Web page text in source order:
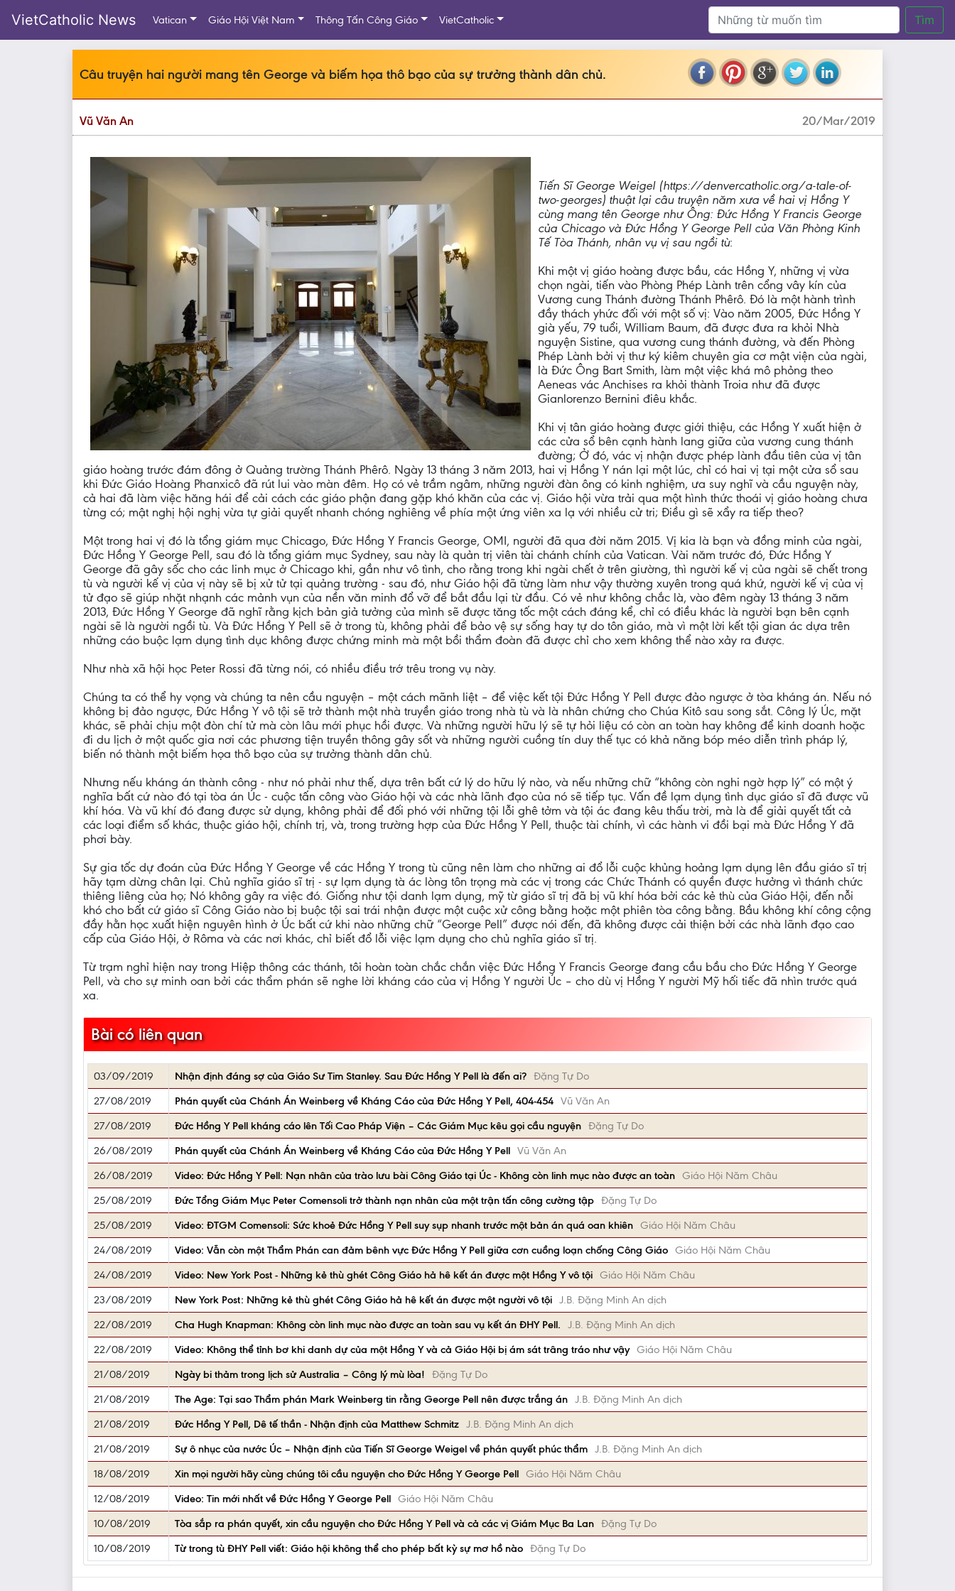
VietCatholic News Vatican Giáo Hội Việt Nam Thông Tấn Công Giáo VietCatholic Tìm
Câu truyện hai người mang tên George và biếm họa thô bạo của sự trưởng thành dân chủ.
Vũ Văn An 20/Mar/2019
Tiến Sĩ George Weigel (https://denvercatholic.org/a-tale-of-
two-georges) thuật lại câu truyện năm xưa về hai vị Hồng Y
cùng mang tên George như Ông: Đức Hồng Y Francis George
của Chicago và Đức Hồng Y George Pell của Văn Phòng Kinh
Tế Tòa Thánh, nhân vụ vị sau ngồi tù:
Khi một vị giáo hoàng được bầu, các Hồng Y, những vị vừa
chọn ngài, tiến vào Phòng Phép Lành trên cổng vây kín của
Vương cung Thánh đường Thánh Phêrô. Đó là một hành trình
đầy thách yhức đối với một số vị: Vào năm 2005, Đức Hồng Y
già yếu, 79 tuổi, William Baum, đã được đưa ra khỏi Nhà
nguyện Sistine, qua vương cung thánh đường, và đến Phòng
Phép Lành bởi vị thư ký kiêm chuyên gia cơ mật viện của ngài,
là Đức Ông Bart Smith, làm một việc khá mô phỏng theo
Aeneas vác Anchises ra khỏi thành Troia như đã được
Gianlorenzo Bernini điêu khắc.
Khi vị tân giáo hoàng được giới thiệu, các Hồng Y xuất hiện ở
các cửa sổ bên cạnh hành lang giữa của vương cung thánh
đường; Ở đó, vác vị nhận được phép lành đầu tiên của vị tân
giáo hoàng trước đám đông ở Quảng trường Thánh Phêrô. Ngày 13 tháng 3 năm 2013, hai vị Hồng Y nán lại một lúc, chỉ có hai vị tại một cửa sổ sau
khi Đức Giáo Hoàng Phanxicô đã rút lui vào màn đêm. Họ có vẻ trầm ngâm, những người đàn ông có kinh nghiệm, ưa suy nghĩ và cầu nguyện này,
cả hai đã làm việc hăng hái để cải cách các giáo phận đang gặp khó khăn của các vị. Giáo hội vừa trải qua một hình thức thoái vị giáo hoàng chưa
từng có; mật nghị hội nghị vừa tự giải quyết nhanh chóng nghiêng về phía một ứng viên xa lạ với nhiều cử tri; Điều gì sẽ xẩy ra tiếp theo?
Một trong hai vị đó là tổng giám mục Chicago, Đức Hồng Y Francis George, OMI, người đã qua đời năm 2015. Vị kia là bạn và đồng minh của ngài,
Đức Hồng Y George Pell, sau đó là tổng giám mục Sydney, sau này là quản trị viên tài chánh chính của Vatican. Vài năm trước đó, Đức Hồng Y
George đã gây sốc cho các linh mục ở Chicago khi, gần như vô tình, cho rằng trong khi ngài chết ở trên giường, thì người kế vị của ngài sẽ chết trong
tù và người kế vị của vị này sẽ bị xử tử tại quảng trường - sau đó, như Giáo hội đã từng làm như vậy thường xuyên trong quá khứ, người kế vị của vị
tử đạo sẽ giúp nhặt nhạnh các mảnh vụn của nền văn minh đổ vỡ để bắt đầu lại từ đầu. Có vẻ như không chắc là, vào đêm ngày 13 tháng 3 năm
2013, Đức Hồng Y George đã nghĩ rằng kịch bản giả tưởng của mình sẽ được tăng tốc một cách đáng kể, chỉ có điều khác là người bạn bên cạnh
ngài sẽ là người ngồi tù. Và Đức Hồng Y Pell sẽ ở trong tù, không phải để bảo vệ sự sống hay tự do tôn giáo, mà vì một lời kết tội gian ác dựa trên
những cáo buộc lạm dụng tình dục không được chứng minh mà một bồi thẩm đoàn đã được chỉ cho xem không thể nào xảy ra được.
Như nhà xã hội học Peter Rossi đã từng nói, có nhiều điều trớ trêu trong vụ này.
Chúng ta có thể hy vọng và chúng ta nên cầu nguyện – một cách mãnh liệt – để việc kết tội Đức Hồng Y Pell được đảo ngược ở tòa kháng án. Nếu nó
không bị đảo ngược, Đức Hồng Y vô tội sẽ trở thành một nhà truyền giáo trong nhà tù và là nhân chứng cho Chúa Kitô sau song sắt. Công lý Úc, mặt
khác, sẽ phải chịu một đòn chí tử mà còn lâu mới phục hồi được. Và những người hữu lý sẽ tự hỏi liệu có còn an toàn hay không để kinh doanh hoặc
đi du lịch ở một quốc gia nơi các phương tiện truyền thông gây sốt và những người cuồng tín duy thế tục có khả năng bóp méo diễn trình pháp lý,
biến nó thành một biếm họa thô bạo của sự trưởng thành dân chủ.
Nhưng nếu kháng án thành công - như nó phải như thế, dựa trên bất cứ lý do hữu lý nào, và nếu những chữ “không còn nghi ngờ hợp lý” có một ý
nghĩa bất cứ nào đó tại tòa án Úc - cuộc tấn công vào Giáo hội và các nhà lãnh đạo của nó sẽ tiếp tục. Vấn đề lạm dụng tình dục giáo sĩ đã được vũ
khí hóa. Và vũ khí đó đang được sử dụng, không phải để đối phó với những tội lỗi ghê tởm và tội ác đang kêu thấu trời, mà là để giải quyết tất cả
các loại điểm số khác, thuộc giáo hội, chính trị, và, trong trường hợp của Đức Hồng Y Pell, thuộc tài chính, vì các hành vi đồi bại mà Đức Hồng Y đã
phơi bày.
Sự gia tốc dự đoán của Đức Hồng Y George về các Hồng Y trong tù cũng nên làm cho những ai đổ lỗi cuộc khủng hoảng lạm dụng lên đầu giáo sĩ trị
hãy tạm dừng chân lại. Chủ nghĩa giáo sĩ trị - sự lạm dụng tà ác lòng tôn trọng mà các vị trong các Chức Thánh có quyền được hưởng vì thánh chức
thiêng liêng của họ; Nó không gây ra việc đó. Giống như tội danh lạm dụng, mỹ từ giáo sĩ trị đã bị vũ khí hóa bởi các kẻ thù của Giáo Hội, đến nỗi
khó cho bất cứ giáo sĩ Công Giáo nào bị buộc tội sai trái nhận được một cuộc xử công bằng hoặc một phiên tòa công bằng. Bầu không khí công cộng
đầy hằn học xuất hiện nguyên hình ở Úc bất cứ khi nào những chữ “George Pell” được nói đến, đã không được cải thiện bởi các nhà lãnh đạo cao
cấp của Giáo Hội, ở Rôma và các nơi khác, chỉ biết đổ lỗi việc lạm dụng cho chủ nghĩa giáo sĩ trị.
Từ trạm nghỉ hiện nay trong Hiệp thông các thánh, tôi hoàn toàn chắc chắn việc Đức Hồng Y Francis George đang cầu bầu cho Đức Hồng Y George
Pell, và cho sự minh oan bởi các thẩm phán sẽ nghe lời kháng cáo của vị Hồng Y người Úc – cho dù vị Hồng Y người Mỹ hối tiếc đã nhìn trước quá
xa.
Bài có liên quan
03/09/2019 Nhận định đáng sợ của Giáo Sư Tim Stanley. Sau Đức Hồng Y Pell là đến ai? Đặng Tự Do
27/08/2019
Phán quyết của Chánh Án Weinberg về Kháng Cáo của Đức Hồng Y Pell, 404-454 Vũ Văn An
27/08/2019
Đức Hồng Y Pell kháng cáo lên Tối Cao Pháp Viện – Các Giám Mục kêu gọi cầu nguyện Đặng Tự Do
26/08/2019
Phán quyết của Chánh Án Weinberg về Kháng Cáo của Đức Hồng Y Pell Vũ Văn An
26/08/2019
Video: Đức Hồng Y Pell: Nạn nhân của trào lưu bài Công Giáo tại Úc - Không còn linh mục nào được an toàn Giáo Hội Năm Châu
25/08/2019
Đức Tổng Giám Mục Peter Comensoli trở thành nạn nhân của một trận tấn công cường tập Đặng Tự Do
25/08/2019
Video: ĐTGM Comensoli: Sức khoẻ Đức Hồng Y Pell suy sụp nhanh trước một bản án quá oan khiên Giáo Hội Năm Châu
24/08/2019
Video: Vẫn còn một Thẩm Phán can đảm bênh vực Đức Hồng Y Pell giữa cơn cuồng loạn chống Công Giáo Giáo Hội Năm Châu
24/08/2019
Video: New York Post - Những kẻ thù ghét Công Giáo hả hê kết án được một Hồng Y vô tội Giáo Hội Năm Châu
23/08/2019
New York Post: Những kẻ thù ghét Công Giáo hả hê kết án được một người vô tội J.B. Đặng Minh An dịch
22/08/2019
Cha Hugh Knapman: Không còn linh mục nào được an toàn sau vụ kết án ĐHY Pell.
J.B. Đặng Minh An dịch
22/08/2019
Video: Không thể tỉnh bơ khi danh dự của một Hồng Y và cả Giáo Hội bị ám sát trâng tráo như vậy Giáo Hội Năm Châu
21/08/2019
Ngày bi thảm trong lịch sử Australia – Công lý mù lòa!
Đặng Tự Do
21/08/2019
The Age: Tại sao Thẩm phán Mark Weinberg tin rằng George Pell nên được trắng án J.B. Đặng Minh An dịch
21/08/2019
Đức Hồng Y Pell, Dê tế thần - Nhận định của Matthew Schmitz J.B. Đặng Minh An dịch
21/08/2019
Sự ô nhục của nước Úc – Nhận định của Tiến Sĩ George Weigel về phán quyết phúc thẩm J.B. Đặng Minh An dịch
18/08/2019
Xin mọi người hãy cùng chúng tôi cầu nguyện cho Đức Hồng Y George Pell Giáo Hội Năm Châu
12/08/2019
Video: Tin mới nhất về Đức Hồng Y George Pell Giáo Hội Năm Châu
10/08/2019
Tòa sắp ra phán quyết, xin cầu nguyện cho Đức Hồng Y Pell và cả các vị Giám Mục Ba Lan Đặng Tự Do
10/08/2019
Từ trong tù ĐHY Pell viết: Giáo hội không thể cho phép bất kỳ sự mơ hồ nào Đặng Tự Do